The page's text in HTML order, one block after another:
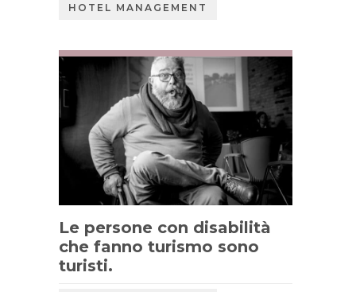
HOTEL MANAGEMENT
Le persone con disabilità
che fanno turismo sono
turisti.